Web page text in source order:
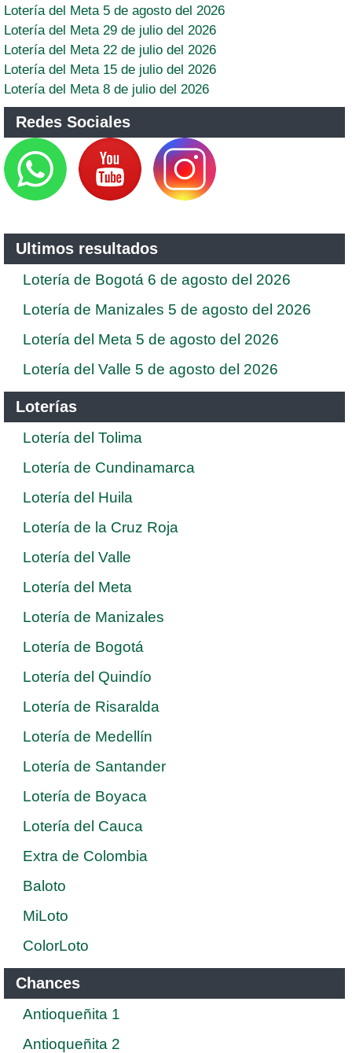
Lotería del Meta 5 de agosto del 2026
Lotería del Meta 29 de julio del 2026
Lotería del Meta 22 de julio del 2026
Lotería del Meta 15 de julio del 2026
Lotería del Meta 8 de julio del 2026
Redes Sociales
Ultimos resultados
Lotería de Bogotá 6 de agosto del 2026
Lotería de Manizales 5 de agosto del 2026
Lotería del Meta 5 de agosto del 2026
Lotería del Valle 5 de agosto del 2026
Loterías
Lotería del Tolima
Lotería de Cundinamarca
Lotería del Huila
Lotería de la Cruz Roja
Lotería del Valle
Lotería del Meta
Lotería de Manizales
Lotería de Bogotá
Lotería del Quindío
Lotería de Risaralda
Lotería de Medellín
Lotería de Santander
Lotería de Boyaca
Lotería del Cauca
Extra de Colombia
Baloto
MiLoto
ColorLoto
Chances
Antioqueñita 1
Antioqueñita 2